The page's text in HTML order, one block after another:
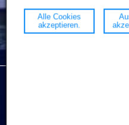
Alle Cookies
akzeptieren.